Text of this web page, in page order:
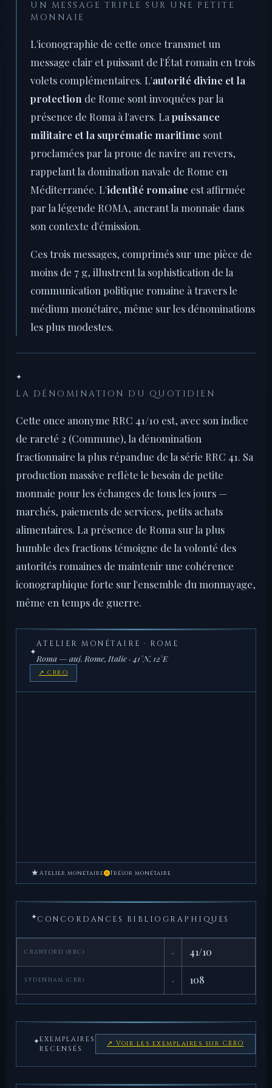
UN MESSAGE TRIPLE SUR UNE PETITE
MONNAIE
L'iconographie de cette once transmet un
message clair et puissant de l'État romain en trois
volets complémentaires. L'autorité divine et la
protection de Rome sont invoquées par la
présence de Roma à l'avers. La puissance
militaire et la suprématie maritime sont
proclamées par la proue de navire au revers,
rappelant la domination navale de Rome en
Méditerranée. L'identité romaine est affirmée
par la légende ROMA, ancrant la monnaie dans
son contexte d'émission.
Ces trois messages, comprimés sur une pièce de
moins de 7 g, illustrent la sophistication de la
communication politique romaine à travers le
médium monétaire, même sur les dénominations
les plus modestes.
✦
LA DÉNOMINATION DU QUOTIDIEN
Cette once anonyme RRC 41/10 est, avec son indice
de rareté 2 (Commune), la dénomination
fractionnaire la plus répandue de la série RRC 41. Sa
production massive reflète le besoin de petite
monnaie pour les échanges de tous les jours —
marchés, paiements de services, petits achats
alimentaires. La présence de Roma sur la plus
humble des fractions témoigne de la volonté des
autorités romaines de maintenir une cohérence
iconographique forte sur l'ensemble du monnayage,
même en temps de guerre.
✦
ATELIER MONÉTAIRE · ROME
Roma — auj. Rome, Italie · 41°N, 12°E
↗ CRRO
★ Atelier monétaire Trésor monétaire
✦CONCORDANCES BIBLIOGRAPHIQUES
CRAWFORD (RRC) · 41/10
SYDENHAM (CRR) · 108
✦EXEMPLAIRES
RECENSÉS
↗ Voir les exemplaires sur CRRO